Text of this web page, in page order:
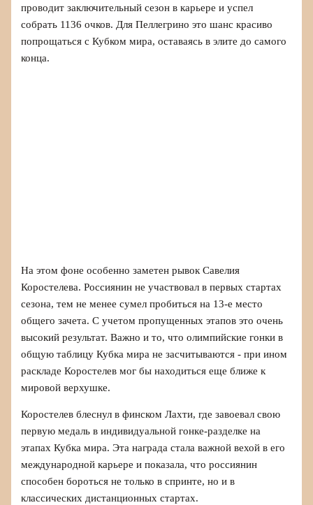
проводит заключительный сезон в карьере и успел
собрать 1136 очков. Для Пеллегрино это шанс красиво
попрощаться с Кубком мира, оставаясь в элите до самого
конца.
На этом фоне особенно заметен рывок Савелия
Коростелева. Россиянин не участвовал в первых стартах
сезона, тем не менее сумел пробиться на 13-е место
общего зачета. С учетом пропущенных этапов это очень
высокий результат. Важно и то, что олимпийские гонки в
общую таблицу Кубка мира не засчитываются - при ином
раскладе Коростелев мог бы находиться еще ближе к
мировой верхушке.
Коростелев блеснул в финском Лахти, где завоевал свою
первую медаль в индивидуальной гонке-разделке на
этапах Кубка мира. Эта награда стала важной вехой в его
международной карьере и показала, что россиянин
способен бороться не только в спринте, но и в
классических дистанционных стартах.